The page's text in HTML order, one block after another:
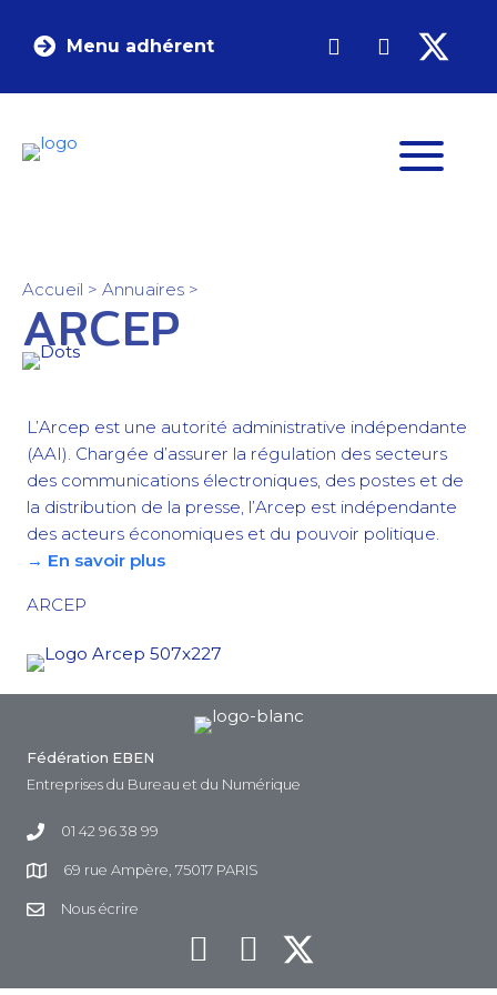
Menu adhérent
Accueil > Annuaires >
ARCEP
L’Arcep est une autorité administrative indépendante
(AAI). Chargée d’assurer la régulation des secteurs
des communications électroniques, des postes et de
la distribution de la presse, l’Arcep est indépendante
des acteurs économiques et du pouvoir politique.
→ En savoir plus
ARCEP
Fédération EBEN
Entreprises du Bureau et du Numérique
01 42 96 38 99
69 rue Ampère, 75017 PARIS
Nous écrire